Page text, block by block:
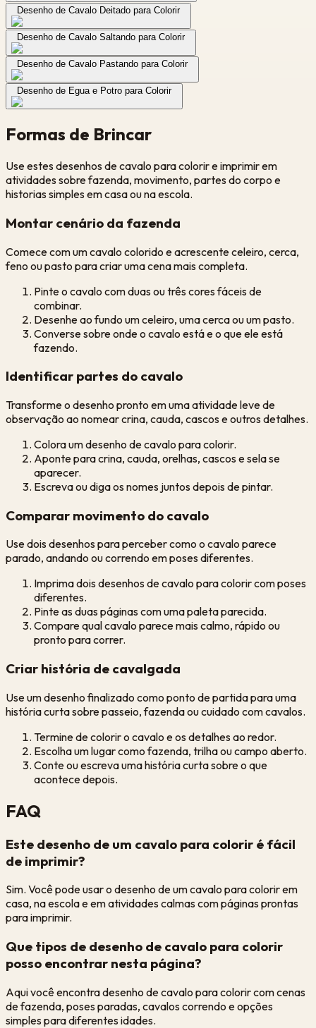
Desenho de Cavalo Deitado para Colorir
Desenho de Cavalo Saltando para Colorir
Desenho de Cavalo Pastando para Colorir
Desenho de Egua e Potro para Colorir
Formas de Brincar
Use estes desenhos de cavalo para colorir e imprimir em
atividades sobre fazenda, movimento, partes do corpo e
historias simples em casa ou na escola.
Montar cenário da fazenda
Comece com um cavalo colorido e acrescente celeiro, cerca,
feno ou pasto para criar uma cena mais completa.
Pinte o cavalo com duas ou três cores fáceis de
combinar.
Desenhe ao fundo um celeiro, uma cerca ou um pasto.
Converse sobre onde o cavalo está e o que ele está
fazendo.
Identificar partes do cavalo
Transforme o desenho pronto em uma atividade leve de
observação ao nomear crina, cauda, cascos e outros detalhes.
Colora um desenho de cavalo para colorir.
Aponte para crina, cauda, orelhas, cascos e sela se
aparecer.
Escreva ou diga os nomes juntos depois de pintar.
Comparar movimento do cavalo
Use dois desenhos para perceber como o cavalo parece
parado, andando ou correndo em poses diferentes.
Imprima dois desenhos de cavalo para colorir com poses
diferentes.
Pinte as duas páginas com uma paleta parecida.
Compare qual cavalo parece mais calmo, rápido ou
pronto para correr.
Criar história de cavalgada
Use um desenho finalizado como ponto de partida para uma
história curta sobre passeio, fazenda ou cuidado com cavalos.
Termine de colorir o cavalo e os detalhes ao redor.
Escolha um lugar como fazenda, trilha ou campo aberto.
Conte ou escreva uma história curta sobre o que
acontece depois.
FAQ
Este desenho de um cavalo para colorir é fácil
de imprimir?
Sim. Você pode usar o desenho de um cavalo para colorir em
casa, na escola e em atividades calmas com páginas prontas
para imprimir.
Que tipos de desenho de cavalo para colorir
posso encontrar nesta página?
Aqui você encontra desenho de cavalo para colorir com cenas
de fazenda, poses paradas, cavalos correndo e opções
simples para diferentes idades.